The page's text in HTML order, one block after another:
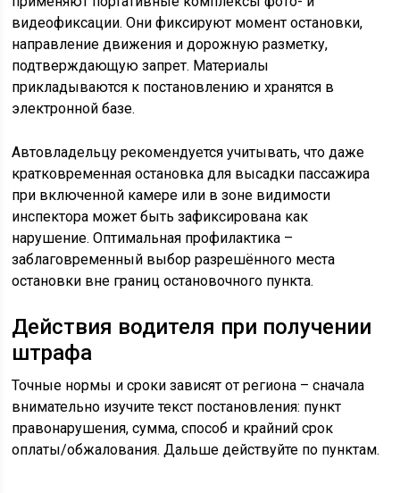
видеофиксации. Они фиксируют момент остановки,
направление движения и дорожную разметку,
подтверждающую запрет. Материалы
прикладываются к постановлению и хранятся в
электронной базе.
Автовладельцу рекомендуется учитывать, что даже
кратковременная остановка для высадки пассажира
при включенной камере или в зоне видимости
инспектора может быть зафиксирована как
нарушение. Оптимальная профилактика –
заблаговременный выбор разрешённого места
остановки вне границ остановочного пункта.
Действия водителя при получении
штрафа
Точные нормы и сроки зависят от региона – сначала
внимательно изучите текст постановления: пункт
правонарушения, сумма, способ и крайний срок
оплаты/обжалования. Дальше действуйте по пунктам.